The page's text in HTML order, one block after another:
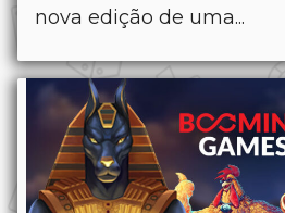
nova edição de uma...